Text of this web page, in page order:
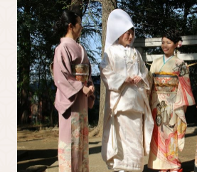
先輩カップル実例
クリップリスト